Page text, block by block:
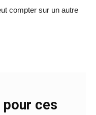
compter sur un autre
ces